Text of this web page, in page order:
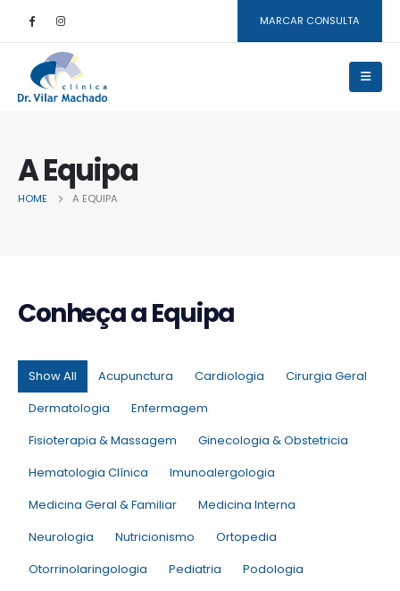
MARCAR CONSULTA
A Equipa
HOME A EQUIPA
Conheça aEquipa
Show All Acupunctura Cardiologia
Cirurgia Geral
Dermatologia
Enfermagem
Fisioterapia & Massagem
Ginecologia & Obstetricia
Hematologia Clínica
Imunoalergologia
Medicina Geral & Familiar
Medicina Interna
Neurologia
Nutricionismo
Ortopedia
Otorrinolaringologia
Pediatria
Podologia